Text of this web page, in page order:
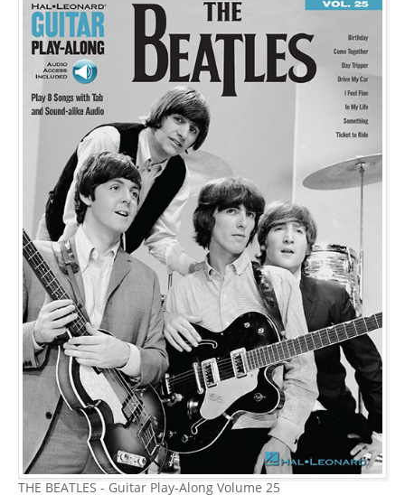
THE BEATLES - Guitar Play-Along Volume 25